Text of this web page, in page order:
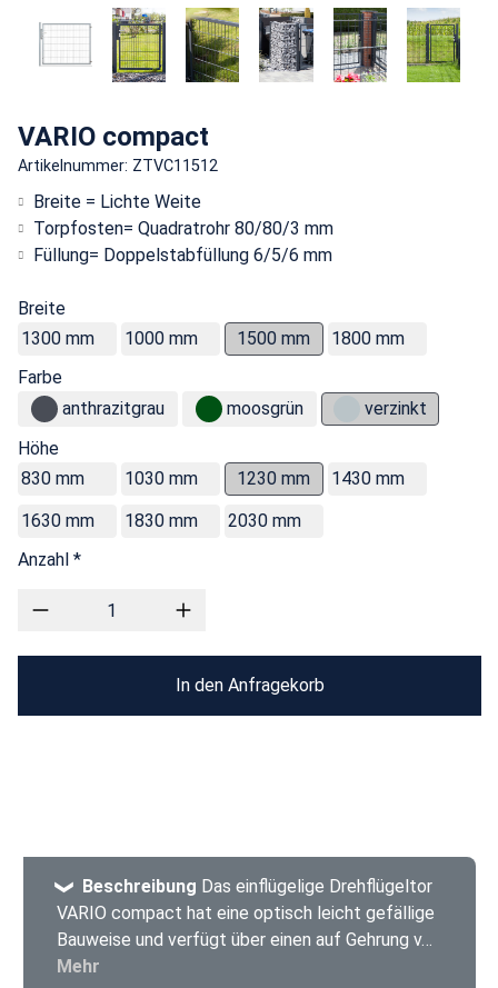
VARIO compact
Artikelnummer: ZTVC11512
Breite = Lichte Weite
Torpfosten= Quadratrohr 80/80/3 mm
Füllung= Doppelstabfüllung 6/5/6 mm
Breite
1300 mm
1000 mm 1500 mm
1800 mm
Farbe
anthrazitgrau
moosgrün
verzinkt
Höhe
830 mm
1030 mm 1230 mm
1430 mm
1630 mm
1830 mm
2030 mm
Anzahl *
In den Anfragekorb
Beschreibung Das einflügelige Drehflügeltor
VARIO compact hat eine optisch leicht gefällige
Bauweise und verfügt über einen auf Gehrung v…
Mehr